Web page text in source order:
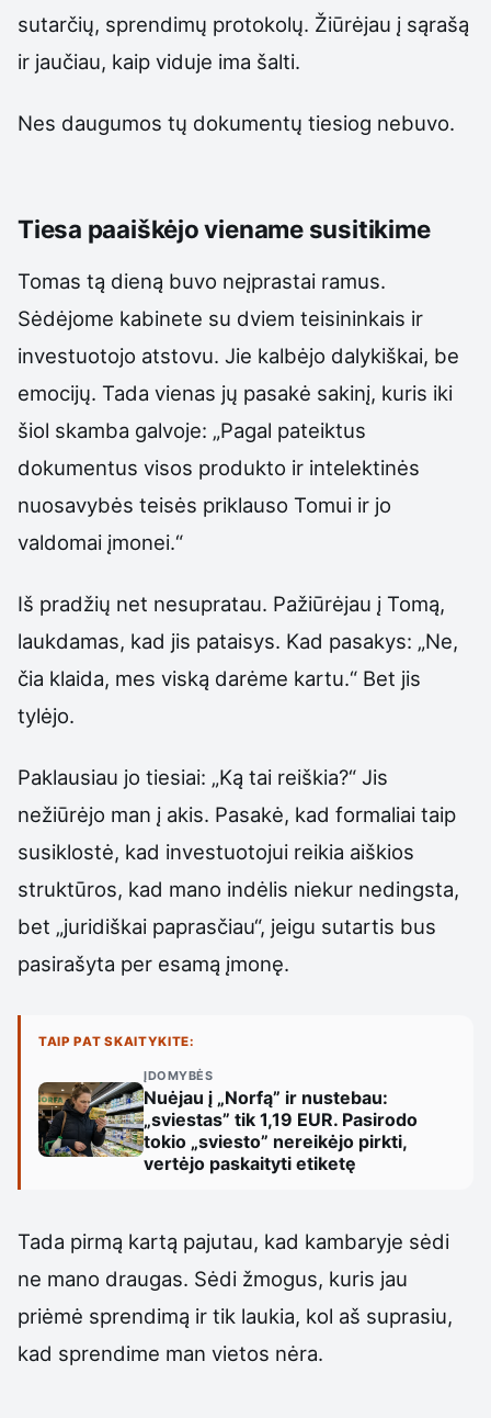
sutarčių, sprendimų protokolų. Žiūrėjau į sąrašą
ir jaučiau, kaip viduje ima šalti.
Nes daugumos tų dokumentų tiesiog nebuvo.
Tiesa paaiškėjo viename susitikime
Tomas tą dieną buvo neįprastai ramus.
Sėdėjome kabinete su dviem teisininkais ir
investuotojo atstovu. Jie kalbėjo dalykiškai, be
emocijų. Tada vienas jų pasakė sakinį, kuris iki
šiol skamba galvoje: „Pagal pateiktus
dokumentus visos produkto ir intelektinės
nuosavybės teisės priklauso Tomui ir jo
valdomai įmonei.“
Iš pradžių net nesupratau. Pažiūrėjau į Tomą,
laukdamas, kad jis pataisys. Kad pasakys: „Ne,
čia klaida, mes viską darėme kartu.“ Bet jis
tylėjo.
Paklausiau jo tiesiai: „Ką tai reiškia?“ Jis
nežiūrėjo man į akis. Pasakė, kad formaliai taip
susiklostė, kad investuotojui reikia aiškios
struktūros, kad mano indėlis niekur nedingsta,
bet „juridiškai paprasčiau“, jeigu sutartis bus
pasirašyta per esamą įmonę.
TAIP PAT SKAITYKITE:
ĮDOMYBĖS
Nuėjau į „Norfą” ir nustebau:
„sviestas” tik 1,19 EUR. Pasirodo
tokio „sviesto” nereikėjo pirkti,
vertėjo paskaityti etiketę
Tada pirmą kartą pajutau, kad kambaryje sėdi
ne mano draugas. Sėdi žmogus, kuris jau
priėmė sprendimą ir tik laukia, kol aš suprasiu,
kad sprendime man vietos nėra.